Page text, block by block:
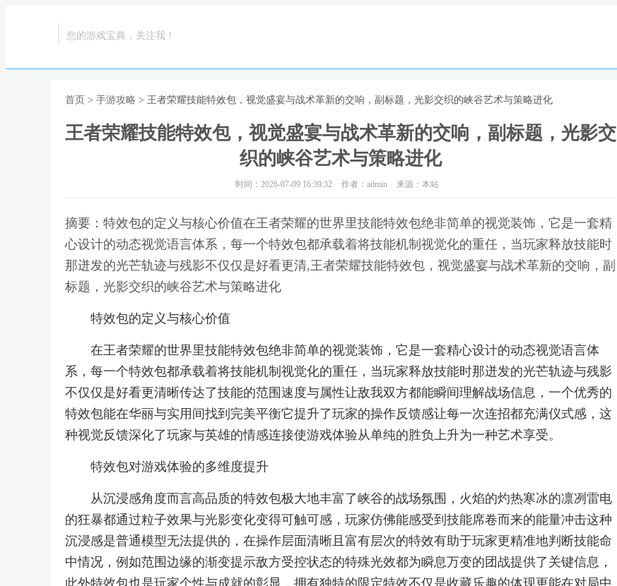
您的游戏宝典，关注我！
首页 > 手游攻略 > 王者荣耀技能特效包，视觉盛宴与战术革新的交响，副标题，光影交织的峡谷艺术与策略进化
王者荣耀技能特效包，视觉盛宴与战术革新的交响，副标题，光影交
织的峡谷艺术与策略进化
时间：2026-07-09 16:39:32 作者：admin 来源：本站
摘要：特效包的定义与核心价值在王者荣耀的世界里技能特效包绝非简单的视觉装饰，它是一套精
心设计的动态视觉语言体系，每一个特效包都承载着将技能机制视觉化的重任，当玩家释放技能时
那迸发的光芒轨迹与残影不仅仅是好看更清,王者荣耀技能特效包，视觉盛宴与战术革新的交响，副
标题，光影交织的峡谷艺术与策略进化
特效包的定义与核心价值
在王者荣耀的世界里技能特效包绝非简单的视觉装饰，它是一套精心设计的动态视觉语言体
系，每一个特效包都承载着将技能机制视觉化的重任，当玩家释放技能时那迸发的光芒轨迹与残影
不仅仅是好看更清晰传达了技能的范围速度与属性让敌我双方都能瞬间理解战场信息，一个优秀的
特效包能在华丽与实用间找到完美平衡它提升了玩家的操作反馈感让每一次连招都充满仪式感，这
种视觉反馈深化了玩家与英雄的情感连接使游戏体验从单纯的胜负上升为一种艺术享受。
特效包对游戏体验的多维度提升
从沉浸感角度而言高品质的特效包极大地丰富了峡谷的战场氛围，火焰的灼热寒冰的凛冽雷电
的狂暴都通过粒子效果与光影变化变得可触可感，玩家仿佛能感受到技能席卷而来的能量冲击这种
沉浸感是普通模型无法提供的，在操作层面清晰且富有层次的特效有助于玩家更精准地判断技能命
中情况，例如范围边缘的渐变提示敌方受控状态的特殊光效都为瞬息万变的团战提供了关键信息，
此外特效包也是玩家个性与成就的彰显，拥有独特的限定特效不仅是收藏乐趣的体现更能在对局中